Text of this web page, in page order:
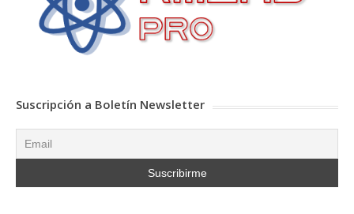
Suscripción a Boletín Newsletter